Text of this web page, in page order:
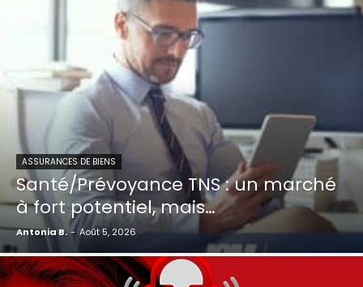
ASSURANCES DE BIENS
Santé/Prévoyance TNS : un marché
à fort potentiel, mais…
Antonia B. - Août 5, 2026